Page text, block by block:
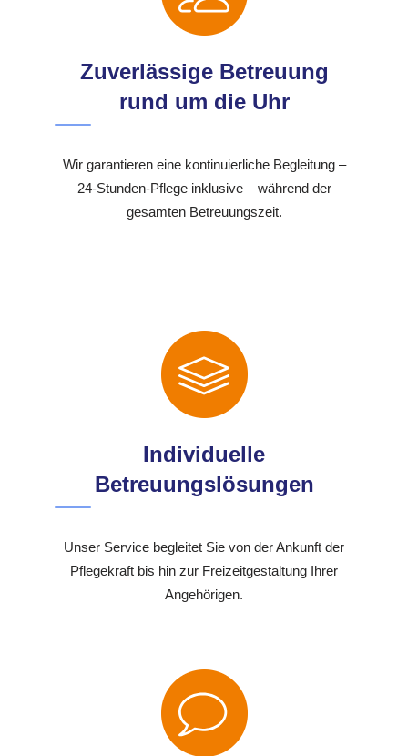
Zuverlässige Betreuung
rund um die Uhr
Wir garantieren eine kontinuierliche Begleitung –
24-Stunden-Pflege inklusive – während der
gesamten Betreuungszeit.
Individuelle
Betreuungslösungen
Unser Service begleitet Sie von der Ankunft der
Pflegekraft bis hin zur Freizeitgestaltung Ihrer
Angehörigen.